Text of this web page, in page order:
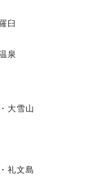
臼
泉
大雪山
礼文島